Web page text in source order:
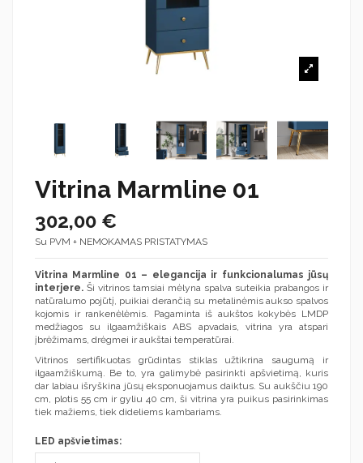
Vitrina Marmline 01
302,00 €
Su PVM + NEMOKAMAS PRISTATYMAS
Vitrina Marmline 01 – elegancija ir funkcionalumas jūsų
interjere. Ši vitrinos tamsiai mėlyna spalva suteikia prabangos ir
natūralumo pojūtį, puikiai derančią su metalinėmis aukso spalvos
kojomis ir rankenėlėmis. Pagaminta iš aukštos kokybės LMDP
medžiagos su ilgaamžiškais ABS apvadais, vitrina yra atspari
įbrėžimams, drėgmei ir aukštai temperatūrai.
Vitrinos sertifikuotas grūdintas stiklas užtikrina saugumą ir
ilgaamžiškumą. Be to, yra galimybė pasirinkti apšvietimą, kuris
dar labiau išryškina jūsų eksponuojamus daiktus. Su aukščiu 190
cm, plotis 55 cm ir gyliu 40 cm, ši vitrina yra puikus pasirinkimas
tiek mažiems, tiek dideliems kambariams.
LED apšvietimas: